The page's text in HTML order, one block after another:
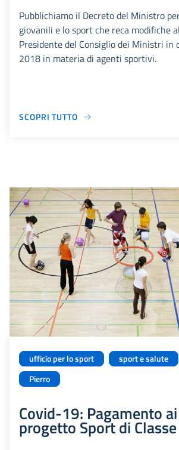
Pubblichiamo il Decreto del Ministro
giovanili e lo sport che reca modifiche
Presidente del Consiglio dei Ministri in
2018 in materia di agenti sportivi.
SCOPRI TUTTO
ufficio per lo sport
sport e salute
Pierro
Covid-19: Pagamento
progetto Sport di Classe